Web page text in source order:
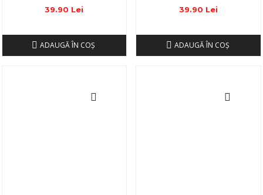
39.90 Lei
ADAUGĂ ÎN COŞ
39.90 Lei
ADAUGĂ ÎN COŞ